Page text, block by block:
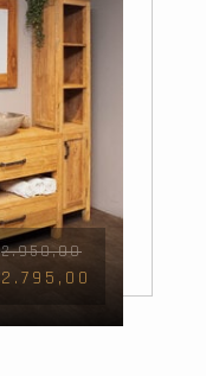
2.950,00
2.795,00